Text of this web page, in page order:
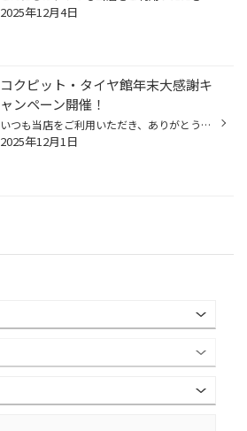
2025年12月4日
コクピット・タイヤ館年末大感謝キ
ャンペーン開催！
いつも当店をご利用いただき、ありがとうございます。 12月1日(月)から、「コクピット・タイヤ館 年末大感謝キャンペーン」を開催しております！ コクピット・タイヤ館で期間内にご購入いただいたレシートで抽選に応募！ コクピット・タイヤ館で、対象期間中に1会計につき5,000円（税抜）以上（合算...
2025年12月1日